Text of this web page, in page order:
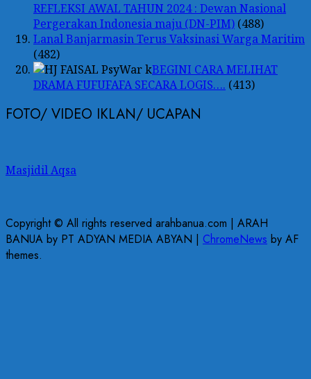
REFLEKSI AWAL TAHUN 2024 : Dewan Nasional
Pergerakan Indonesia maju (DN-PIM) (488)
Lanal Banjarmasin Terus Vaksinasi Warga Maritim
(482)
BEGINI CARA MELIHAT
DRAMA FUFUFAFA SECARA LOGIS…. (413)
FOTO/ VIDEO IKLAN/ UCAPAN
Masjidil Aqsa
Copyright © All rights reserved arahbanua.com | ARAH
BANUA by PT ADYAN MEDIA ABYAN | ChromeNews by AF
themes.